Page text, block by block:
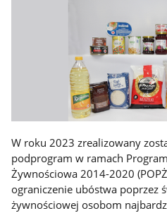
W roku 2023 zrealizowany
podprogram w ramach
Żywnościowa 2014-2020
ograniczenie ubóstwa poprzez
żywnościowej osobom